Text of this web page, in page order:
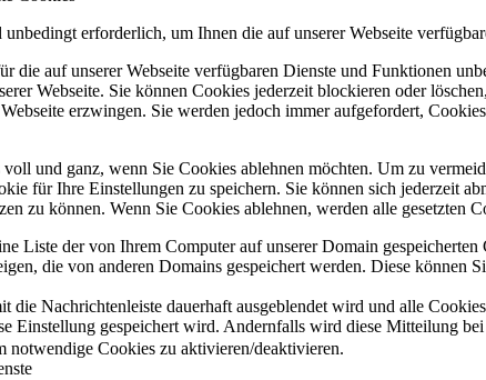
unbedingt erforderlich, um Ihnen die auf unserer Webseite
die auf unserer Webseite verfügbaren Dienste und Funktionen
Webseite. Sie können Cookies jederzeit blockieren oder
erzwingen. Sie werden jedoch immer aufgefordert,
voll und ganz, wenn Sie Cookies ablehnen möchten. Um zu
für Ihre Einstellungen zu speichern. Sie können sich jederzeit
zu können. Wenn Sie Cookies ablehnen, werden alle gesetzten
Liste der von Ihrem Computer auf unserer Domain
die von anderen Domains gespeichert werden. Diese können
die Nachrichtenleiste dauerhaft ausgeblendet wird und alle
Einstellung gespeichert wird. Andernfalls wird diese Mitteilung
notwendige Cookies zu aktivieren/deaktivieren.